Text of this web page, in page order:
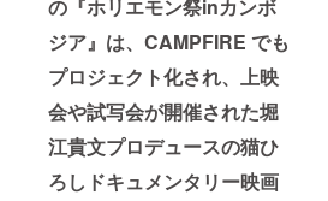
の『ホリエモン祭inカンボ
ジア』は、 CAMPFIRE でも
プロジェクト化され、上映
会や試写会が開催された堀
江貴文プロデュースの猫ひ
ろしドキュメンタリー映画